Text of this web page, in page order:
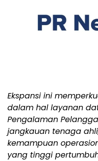
Ekspansi ini
dalam hal layanan
Pengalaman
jangkauan tenaga
kemampuan
yang tinggi